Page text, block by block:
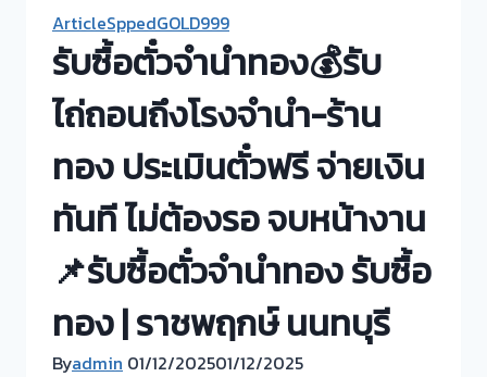
ArticleSppedGOLD999
รับซื้อตั๋วจำนำทอง💰รับ
ไถ่ถอนถึงโรงจำนำ-ร้าน
ทอง ประเมินตั๋วฟรี จ่ายเงิน
ทันที ไม่ต้องรอ จบหน้างาน
📌รับซื้อตั๋วจำนำทอง รับซื้อ
ทอง | ราชพฤกษ์ นนทบุรี
Byadmin 01/12/202501/12/2025